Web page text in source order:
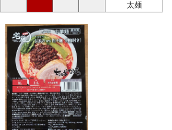
太麺